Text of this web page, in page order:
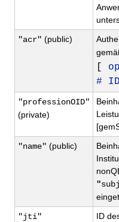
"acr" (public)
#
"professionOID"
(private)
"name" (public)
"
"jti" ID